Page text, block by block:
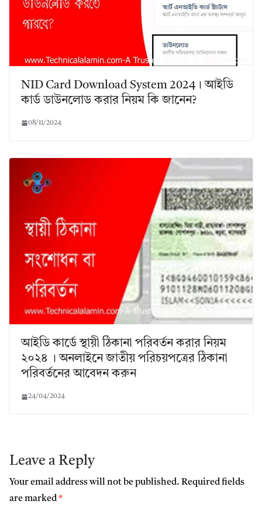
NID Card Download System 2024। আইডি
কার্ড ডাউনলোড করার নিয়ম কি জানেন?
08/11/2024
আইডি কার্ডে স্থায়ী ঠিকানা পরিবর্তন করার নিয়ম
২০২৪ । অনলাইনে জাতীয় পরিচয়পত্রের ঠিকানা
পরিবর্তনের আবেদন করুন
24/04/2024
Leave a Reply
Your email address will not be published. Required fields
are marked*